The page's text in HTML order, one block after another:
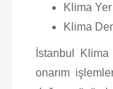
Klima
Klima
İstanbul
onarım